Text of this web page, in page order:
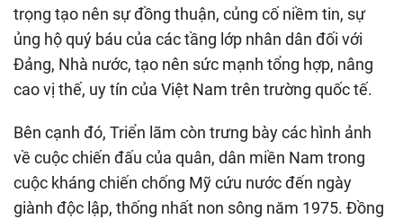
trọng tạo nên sự đồng thuận, củng cố niềm tin, sự
ủng hộ quý báu của các tầng lớp nhân dân đối với
Đảng, Nhà nước, tạo nên sức mạnh tổng hợp, nâng
cao vị thế, uy tín của Việt Nam trên trường quốc tế.
Bên cạnh đó, Triển lãm còn trưng bày các hình ảnh
về cuộc chiến đấu của quân, dân miền Nam trong
cuộc kháng chiến chống Mỹ cứu nước đến ngày
giành độc lập, thống nhất non sông năm 1975. Đồng